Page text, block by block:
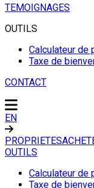
TEMOIGNAGES
OUTILS
Calculateur de
Taxe de
CONTACT
EN
PROPRIETES
OUTILS
Calculateur de
Taxe de